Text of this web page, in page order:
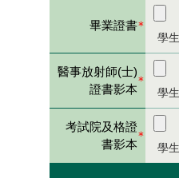
＊
畢業證書
學
＊
醫事放射師(士)
證書影本
學
＊
考試院及格證
書影本
學